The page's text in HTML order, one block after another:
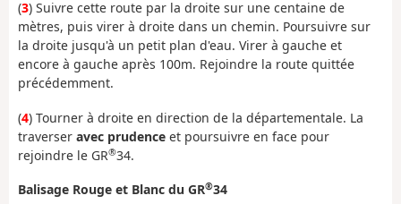
(3) Suivre cette route par la droite sur une centaine de
mètres, puis virer à droite dans un chemin. Poursuivre sur
la droite jusqu'à un petit plan d'eau. Virer à gauche et
encore à gauche après 100m. Rejoindre la route quittée
précédemment.
(4) Tourner à droite en direction de la départementale. La
traverser avec prudence et poursuivre en face pour
rejoindre le GR®34.
Balisage Rouge et Blanc du GR®34